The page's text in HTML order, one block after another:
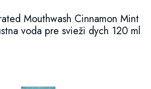
Mouthwash Cinnamon Mint
voda pre svieži dych 120 ml